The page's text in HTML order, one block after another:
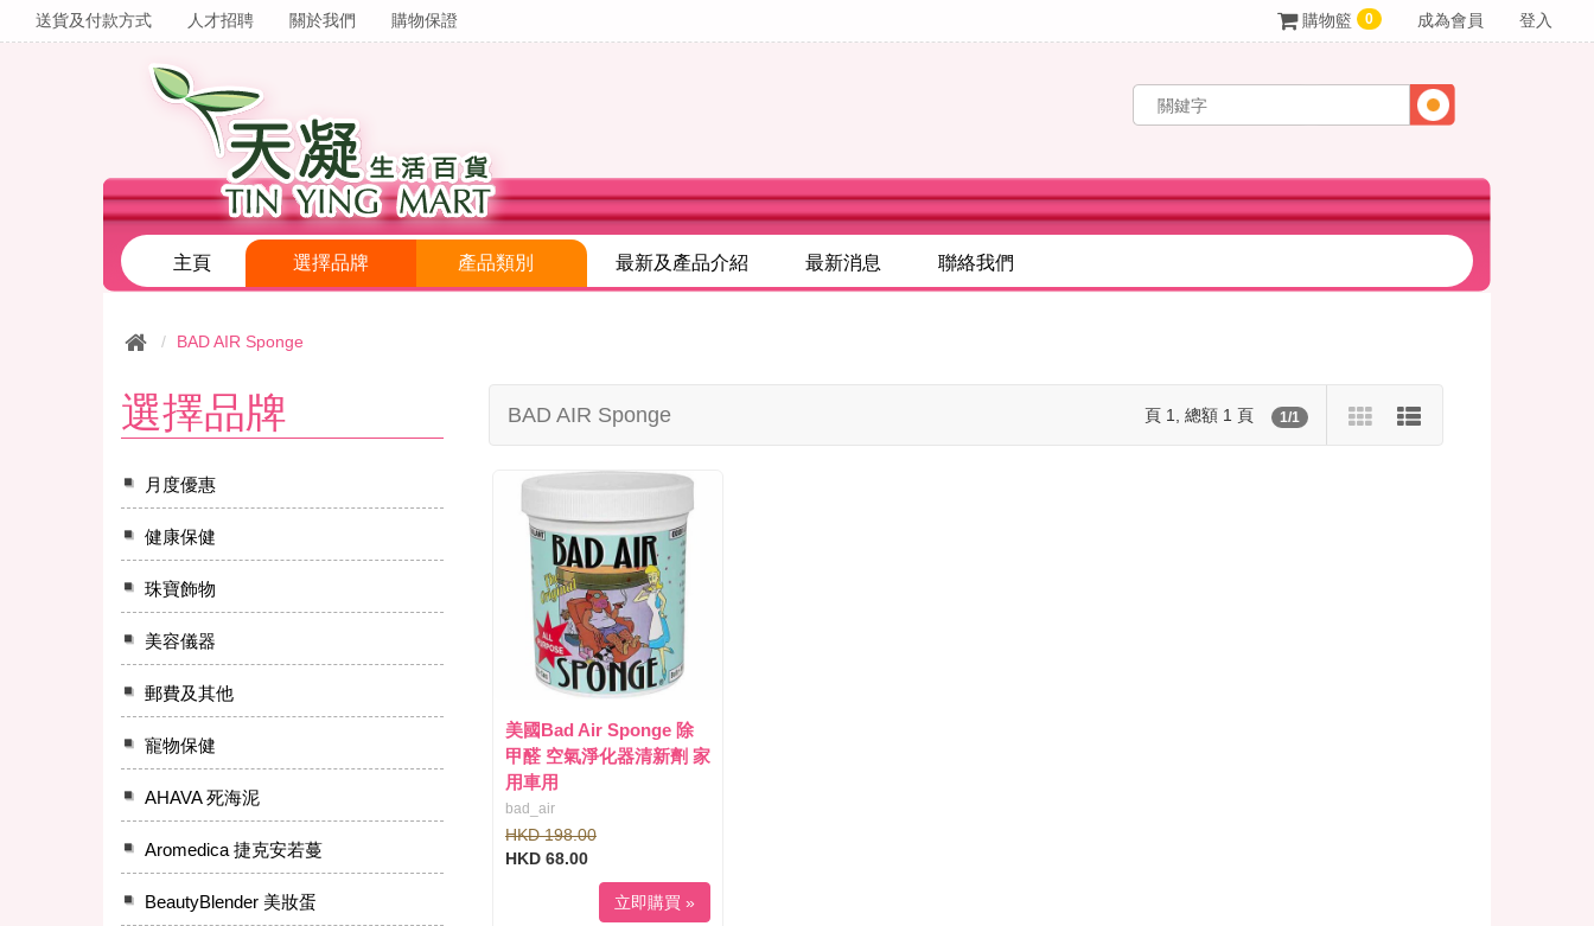
送貨及付款方式 人才招聘 關於我們 購物保證 購物籃 0 成為會員 登入
主頁 選擇品牌 產品類別 最新及產品介紹 最新消息 聯絡我們
BAD AIR Sponge
選擇品牌
月度優惠
健康保健
珠寶飾物
美容儀器
郵費及其他
寵物保健
AHAVA 死海泥
Aromedica 捷克安若蔓
BeautyBlender 美妝蛋
BAD AIR Sponge 頁 1, 總額 1 頁 1/1
美國Bad Air Sponge 除
甲醛 空氣淨化器清新劑 家
用車用
bad_air
HKD 198.00
HKD 68.00
立即購買 »